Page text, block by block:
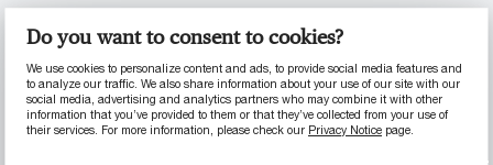
Do you want to consent to cookies?
We use cookies to personalize content and ads, to provide social media features and
to analyze our traffic. We also share information about your use of our site with our
social media, advertising and analytics partners who may combine it with other
information that you’ve provided to them or that they’ve collected from your use of
their services. For more information, please check our Privacy Notice page.
产品信息
材料性能
已按照 USP VI 和 ISO 10993 的规定，在原料